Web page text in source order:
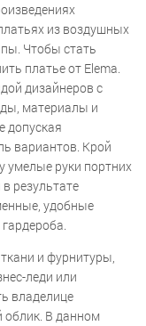
из воздушных
Чтобы стать
платье от Elema.
дизайнеров с
материалы и
допуская
вариантов. Крой
умелые руки портних
результате
удобные
и фурнитуры,
леди или
владелице
В данном